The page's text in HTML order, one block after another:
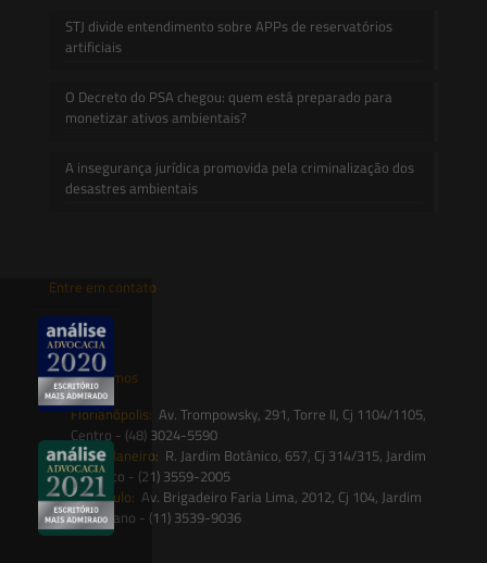
STJ divide entendimento sobre APPs de reservatórios
artificiais
O Decreto do PSA chegou: quem está preparado para
monetizar ativos ambientais?
A insegurança jurídica promovida pela criminalização dos
desastres ambientais
Entre em contato
contato@saesadvogados.com.br
Onde estamos
Florianópolis: Av. Trompowsky, 291, Torre II, Cj 1104/1105,
Centro - (48) 3024-5590
Rio de Janeiro: R. Jardim Botânico, 657, Cj 314/315, Jardim
Botânico - (21) 3559-2005
São Paulo: Av. Brigadeiro Faria Lima, 2012, Cj 104, Jardim
Paulistano - (11) 3539-9036